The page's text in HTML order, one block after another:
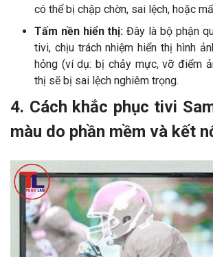
có thể bị chập chờn, sai lệch, hoặc
Tấm nền hiển thị: Đây là bộ phận
tivi, chịu trách nhiệm hiển thị hình
hỏng (ví dụ: bị chảy mực, vỡ điểm
thị sẽ bị sai lệch nghiêm trọng.
4. Cách khắc phục tivi
màu do phần mềm và kết